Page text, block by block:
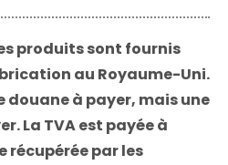
produits sont fournis
au Royaume-Uni.
douane à payer, mais une
La TVA est payée à
récupérée par les